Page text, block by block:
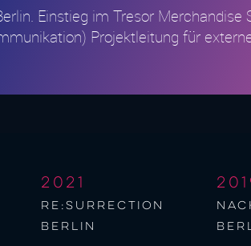
Einstieg im Tresor
Projektleitung für
2021
re:surrection
berlin